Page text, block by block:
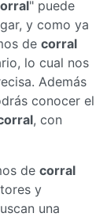
" puede
y como ya
de corral
lo cual nos
Además
conocer el
, con
de corral
y
una